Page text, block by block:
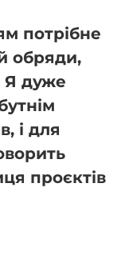
потрібне
обряди,
Я дуже
і для
проєктів